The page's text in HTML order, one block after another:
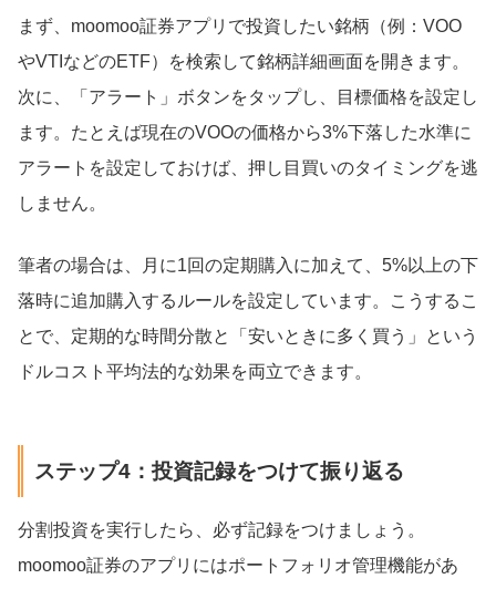
まず、moomoo証券アプリで投資したい銘柄（例：VOO
やVTIなどのETF）を検索して銘柄詳細画面を開きます。
次に、「アラート」ボタンをタップし、目標価格を設定し
ます。たとえば現在のVOOの価格から3%下落した水準に
アラートを設定しておけば、押し目買いのタイミングを逃
しません。
筆者の場合は、月に1回の定期購入に加えて、5%以上の下
落時に追加購入するルールを設定しています。こうするこ
とで、定期的な時間分散と「安いときに多く買う」という
ドルコスト平均法的な効果を両立できます。
ステップ4：投資記録をつけて振り返る
分割投資を実行したら、必ず記録をつけましょう。
moomoo証券のアプリにはポートフォリオ管理機能があ